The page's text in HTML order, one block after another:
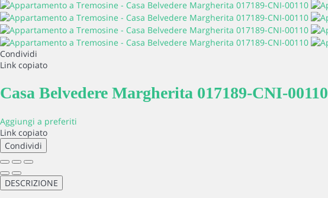
Condividi
Link copiato
Casa Belvedere Margherita 017189-CNI-00110
Aggiungi a preferiti
Link copiato
Condividi
DESCRIZIONE